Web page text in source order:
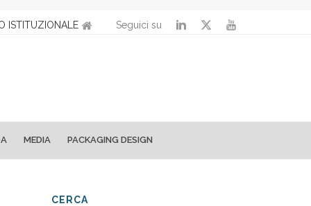
ISTITUZIONALE Seguici su
MEDIA PACKAGING DESIGN
CERCA